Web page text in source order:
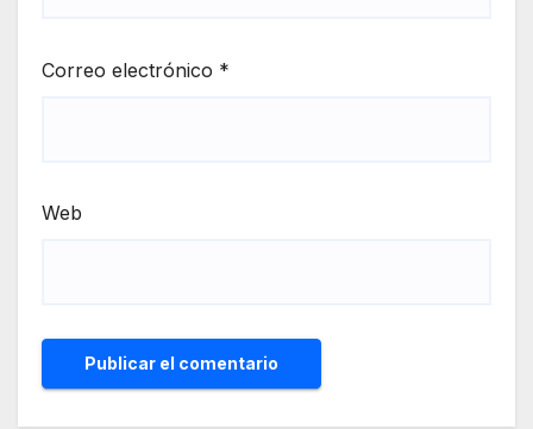
Correo electrónico *
Web